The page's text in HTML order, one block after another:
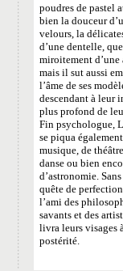
poudres de pastel
bien la douceur
velours, la
d’une dentelle,
miroitement d’une
mais il sut aussi
l’âme de ses
descendant à leur
plus profond de
Fin psychologue,
se piqua
musique, de
danse ou bien
d’astronomie. Sans
quête de
l’ami des
savants et des
livra leurs visages
postérité.